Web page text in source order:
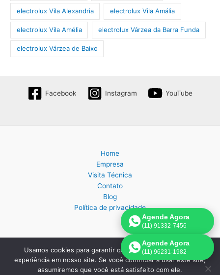
electrolux Vila Alexandria electrolux Vila Amália
electrolux Vila Amélia electrolux Várzea da Barra Funda
electrolux Várzea de Baixo
Facebook Instagram YouTube
Home
Empresa
Visita Técnica
Contato
Blog
Política de privacidade
Copyright © 2026 Assistência Técnica Eletrodomésticos em São
Paulo | Criado por:
Página de Venda .
Agende Agora
(11) 91332-7456
Agende Agora
(11) 96231-1982
Usamos cookies para garantir que oferecemos a melhor
experiência em nosso site. Se você continuar a usar este site,
assumiremos que você está satisfeito com ele.